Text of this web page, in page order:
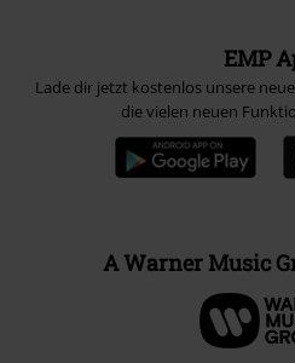
EMP
Lade dir jetzt kostenlos unsere
die vielen neuen
A Warner Music